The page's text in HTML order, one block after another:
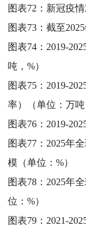
图表72： 新冠疫
图表73：截至
图表74： 2019-
吨，%）
图表75： 2019-
率）（单位：万吨
图表76： 2019-
图表77： 2025年
模（单位：%）
图表78： 2025年
位：%）
图表79： 2021-